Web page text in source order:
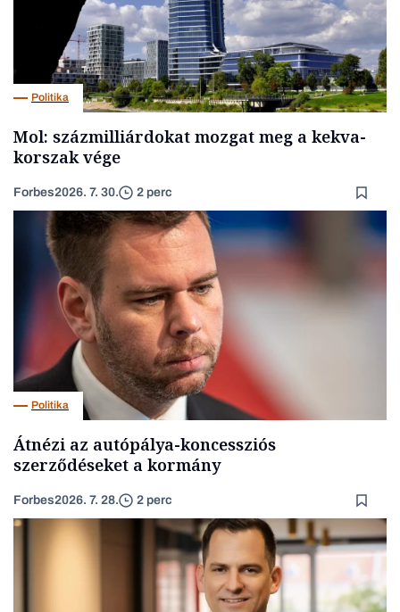
Politika
Mol: százmilliárdokat mozgat meg a kekva-
korszak vége
Forbes2026. 7. 30. 2 perc
Politika
Átnézi az autópálya-koncessziós
szerződéseket a kormány
Forbes2026. 7. 28. 2 perc